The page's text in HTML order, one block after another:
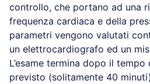
controllo, che portano ad una
frequenza cardiaca e della
parametri vengono valutati
un elettrocardiografo ed un
L’esame termina dopo il
previsto (solitamente 40